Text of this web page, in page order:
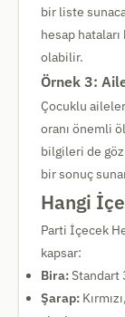
bir liste
hesap
olabilir.
Örnek 3:
Çocuklu
oranı önemli
bilgileri de
bir sonuç
Hangi
Parti İçecek
kapsar:
Bira:Standart
Şarap: